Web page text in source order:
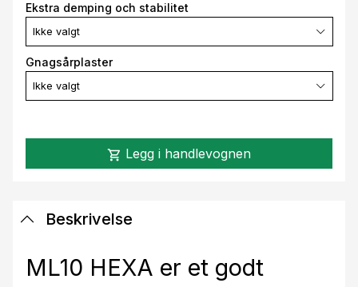
Ekstra demping och stabilitet
Ikke valgt
Gnagsårplaster
Ikke valgt
shopping_cart Legg i handlevognen
Beskrivelse
ML10 HEXA er et godt